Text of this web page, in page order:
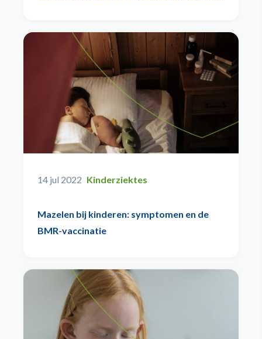
Mazelen bij kinderen: symptomen en de
BMR-vaccinatie
14 jul 2022 Kinderziektes